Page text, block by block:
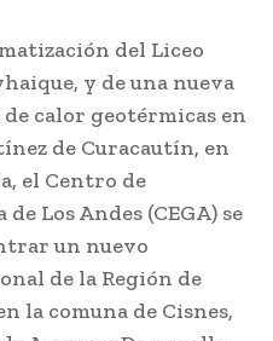
del Liceo
y de una nueva
calor geotérmicas en
de Curacautín, en
el Centro de
Los Andes (CEGA) se
un nuevo
de la Región de
la comuna de Cisnes,